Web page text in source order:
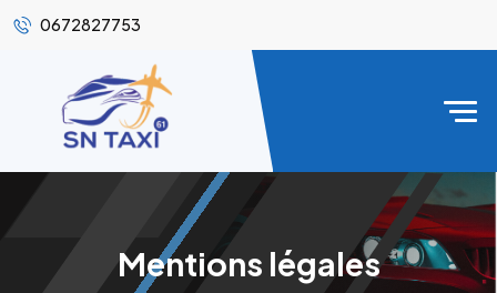
0672827753
Mentions légales